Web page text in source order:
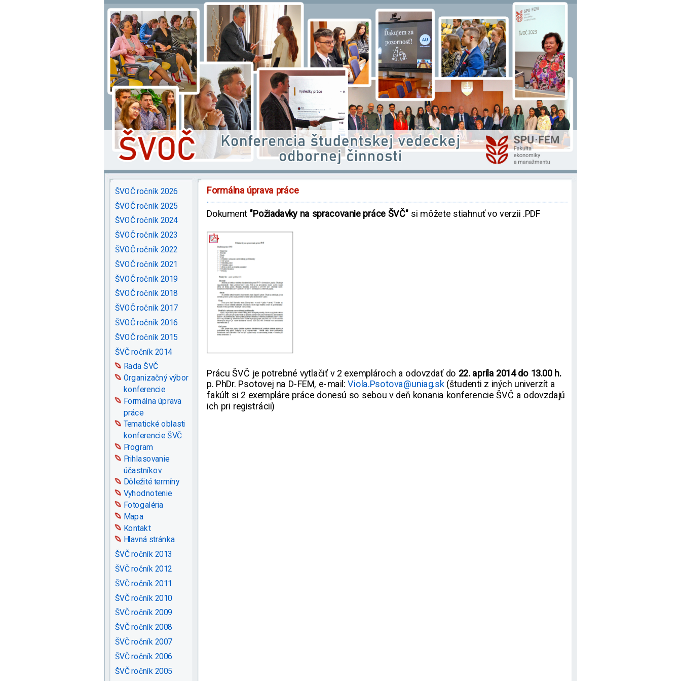
ŠVOČ ročník 2026
ŠVOČ ročník 2025
ŠVOČ ročník 2024
ŠVOČ ročník 2023
ŠVOČ ročník 2022
ŠVOČ ročník 2021
ŠVOČ ročník 2019
ŠVOČ ročník 2018
ŠVOČ ročník 2017
ŠVOČ ročník 2016
ŠVOČ ročník 2015
ŠVČ ročník 2014
Rada ŠVČ
Organizačný výbor
konferencie
Formálna úprava
práce
Tematické oblasti
konferencie ŠVČ
Program
Prihlasovanie
účastníkov
Dôležité termíny
Vyhodnotenie
Fotogaléria
Mapa
Kontakt
Hlavná stránka
ŠVČ ročník 2013
ŠVČ ročník 2012
ŠVČ ročník 2011
ŠVČ ročník 2010
ŠVČ ročník 2009
ŠVČ ročník 2008
ŠVČ ročník 2007
ŠVČ ročník 2006
ŠVČ ročník 2005
Formálna úprava práce
Dokument "Požiadavky na spracovanie práce ŠVČ" si môžete stiahnuť vo verzii .PDF
Prácu ŠVČ je potrebné vytlačiť v 2 exemplároch a odovzdať do 22. apríla 2014 do 13.00 h.
p. PhDr. Psotovej na D-FEM, e-mail:Viola.Psotova@uniag.sk(študenti z iných univerzít a
fakúlt si 2 exempláre práce donesú so sebou v deň konania konferencie ŠVČ a odovzdajú
ich pri registrácii)